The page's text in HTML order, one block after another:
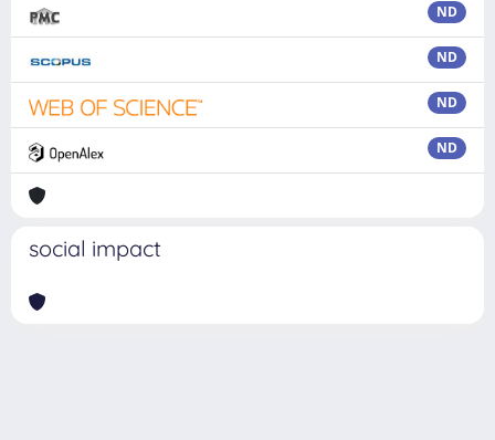
ND
ND
ND
ND
social impact